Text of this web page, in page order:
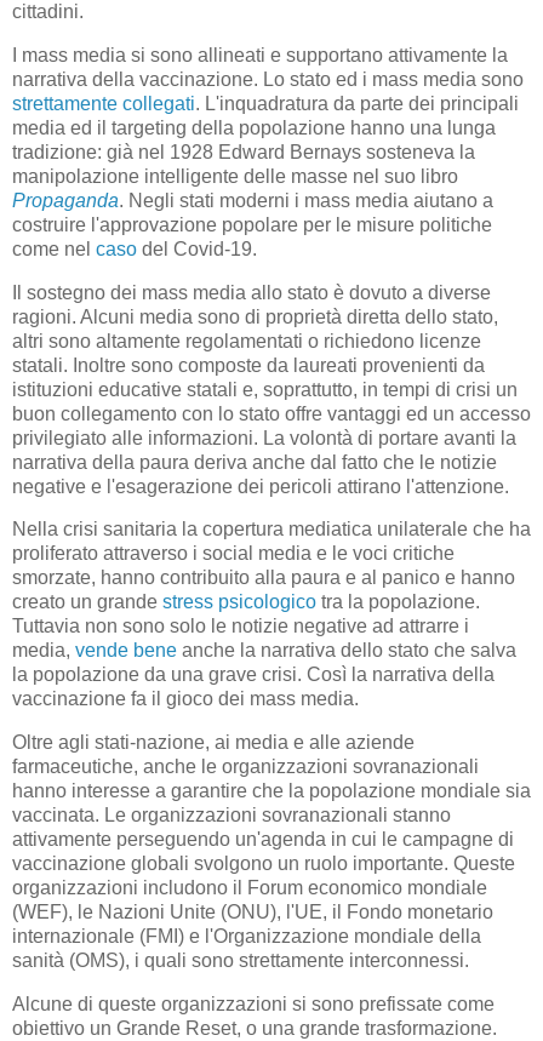
cittadini.
I mass media si sono allineati e supportano attivamente la
narrativa della vaccinazione. Lo stato ed i mass media sono
strettamente collegati. L'inquadratura da parte dei principali
media ed il targeting della popolazione hanno una lunga
tradizione: già nel 1928 Edward Bernays sosteneva la
manipolazione intelligente delle masse nel suo libro
Propaganda. Negli stati moderni i mass media aiutano a
costruire l'approvazione popolare per le misure politiche
come nel caso del Covid-19.
Il sostegno dei mass media allo stato è dovuto a diverse
ragioni. Alcuni media sono di proprietà diretta dello stato,
altri sono altamente regolamentati o richiedono licenze
statali. Inoltre sono composte da laureati provenienti da
istituzioni educative statali e, soprattutto, in tempi di crisi un
buon collegamento con lo stato offre vantaggi ed un accesso
privilegiato alle informazioni. La volontà di portare avanti la
narrativa della paura deriva anche dal fatto che le notizie
negative e l'esagerazione dei pericoli attirano l'attenzione.
Nella crisi sanitaria la copertura mediatica unilaterale che ha
proliferato attraverso i social media e le voci critiche
smorzate, hanno contribuito alla paura e al panico e hanno
creato un grande stress psicologico tra la popolazione.
Tuttavia non sono solo le notizie negative ad attrarre i
media, vende bene anche la narrativa dello stato che salva
la popolazione da una grave crisi. Così la narrativa della
vaccinazione fa il gioco dei mass media.
Oltre agli stati-nazione, ai media e alle aziende
farmaceutiche, anche le organizzazioni sovranazionali
hanno interesse a garantire che la popolazione mondiale sia
vaccinata. Le organizzazioni sovranazionali stanno
attivamente perseguendo un'agenda in cui le campagne di
vaccinazione globali svolgono un ruolo importante. Queste
organizzazioni includono il Forum economico mondiale
(WEF), le Nazioni Unite (ONU), l'UE, il Fondo monetario
internazionale (FMI) e l'Organizzazione mondiale della
sanità (OMS), i quali sono strettamente interconnessi.
Alcune di queste organizzazioni si sono prefissate come
obiettivo un Grande Reset, o una grande trasformazione.